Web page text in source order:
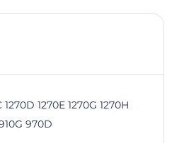
1270D 1270E 1270G 1270H
970D